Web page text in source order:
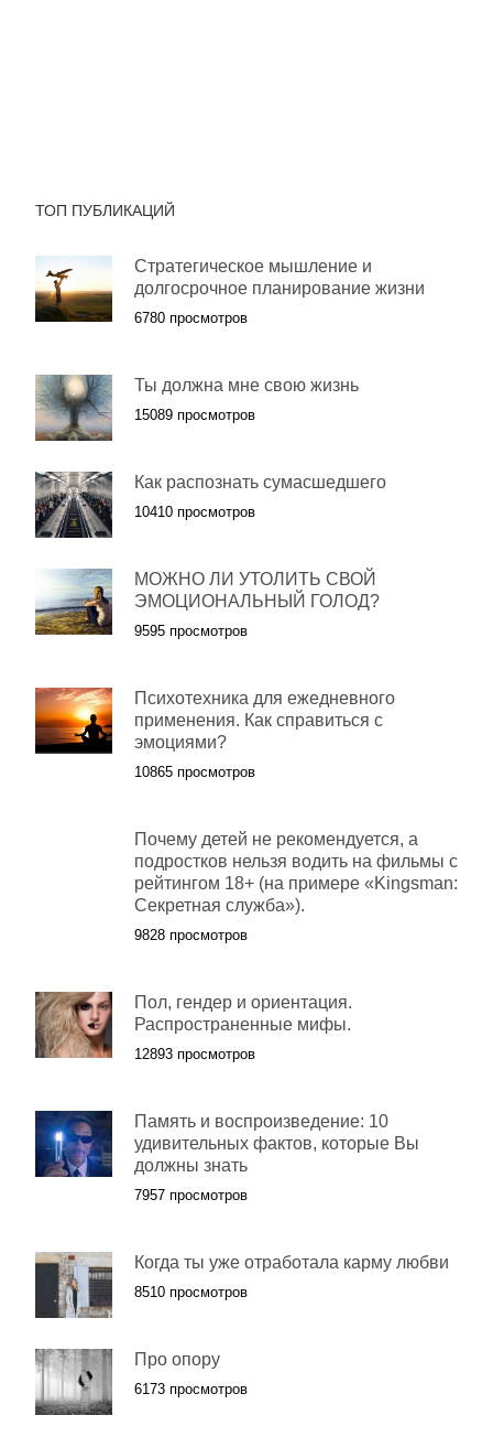
ТОП ПУБЛИКАЦИЙ
Стратегическое мышление и
долгосрочное планирование жизни
6780 просмотров
Ты должна мне свою жизнь
15089 просмотров
Как распознать сумасшедшего
10410 просмотров
МОЖНО ЛИ УТОЛИТЬ СВОЙ
ЭМОЦИОНАЛЬНЫЙ ГОЛОД?
9595 просмотров
Психотехника для ежедневного
применения. Как справиться с
эмоциями?
10865 просмотров
Почему детей не рекомендуется, а
подростков нельзя водить на фильмы с
рейтингом 18+ (на примере «Kingsman:
Секретная служба»).
9828 просмотров
Пол, гендер и ориентация.
Распространенные мифы.
12893 просмотров
Память и воспроизведение: 10
удивительных фактов, которые Вы
должны знать
7957 просмотров
Когда ты уже отработала карму любви
8510 просмотров
Про опору
6173 просмотров